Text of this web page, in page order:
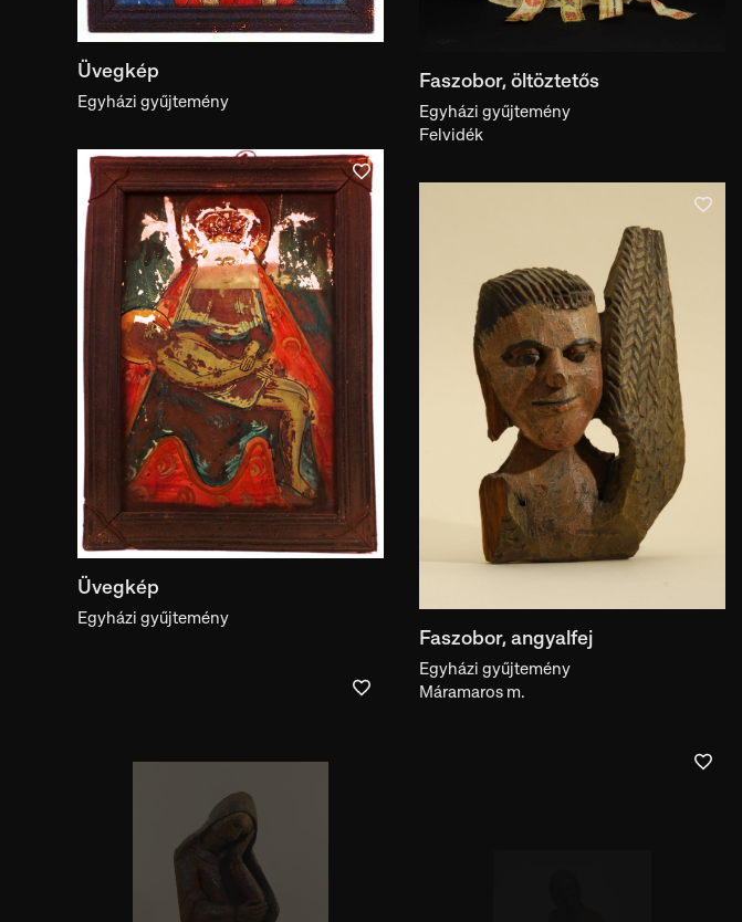
Faszobor, öltöztetős
Egyházi gyűjtemény
Felvidék
Üvegkép
Egyházi gyűjtemény
Üvegkép
Egyházi gyűjtemény
Faszobor, angyalfej
Egyházi gyűjtemény
Máramaros m.